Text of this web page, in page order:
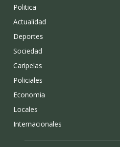
Politica
Actualidad
Deportes
Sociedad
Caripelas
Policiales
Economia
Locales
Internacionales